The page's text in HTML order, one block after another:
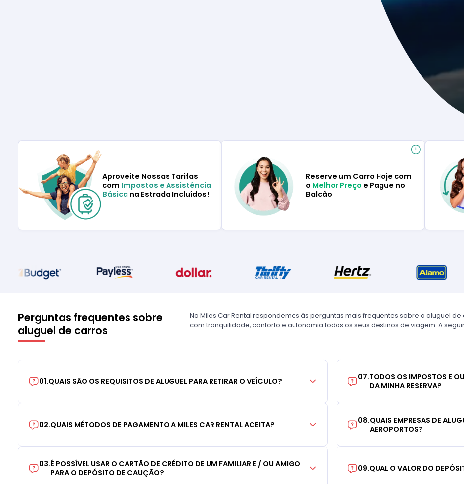
Aproveite Nossas Tarifas
com Impostos e Assistência
Básica na Estrada Incluídos!
Reserve um Carro Hoje com
o Melhor Preço e Pague no
Balcão
Perguntas frequentes sobre
aluguel de carros
Na Miles Car Rental respondemos às perguntas mais frequentes sobre o aluguel
com tranquilidade, conforto e autonomia todos os seus destinos de viagem. A
01.QUAIS SÃO OS REQUISITOS DE ALUGUEL PARA RETIRAR O VEÍCULO?
02.QUAIS MÉTODOS DE PAGAMENTO A MILES CAR RENTAL ACEITA?
03.É POSSÍVEL USAR O CARTÃO DE CRÉDITO DE UM FAMILIAR E / OU AMIGO
PARA O DEPÓSITO DE CAUÇÃO?
07.TODOS OS IMPOSTOS E
DA MINHA RESERVA?
08.QUAIS EMPRESAS DE
AEROPORTOS?
09.QUAL O VALOR DO